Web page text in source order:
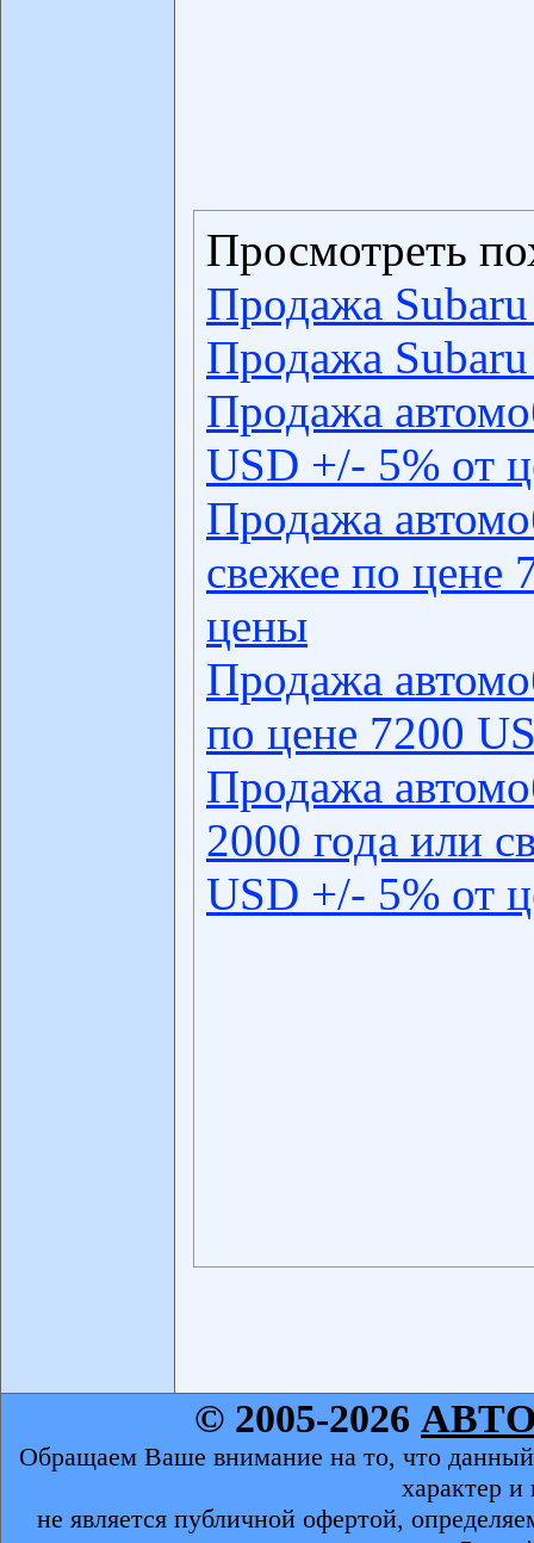
Просмотреть
Продажа
Продажа
Продажа
USD +/- 5% от
Продажа
свежее по цене
цены
Продажа
по цене 7200
Продажа
2000 года или
USD +/- 5% от
© 2005-2026
Обращаем Ваше внимание на то, что
характер
не является публичной офертой,